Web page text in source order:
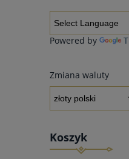
Powered by
Zmiana waluty
Koszyk